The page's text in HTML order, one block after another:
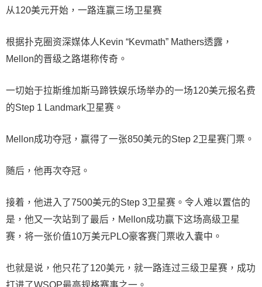
从120美元开始，一路连赢三场卫星赛
根据扑克圈资深媒体人Kevin “Kevmath” Mathers透露，
Mellon的晋级之路堪称传奇。
一切始于拉斯维加斯马蹄铁娱乐场举办的一场120美元报名费
的Step 1 Landmark卫星赛。
Mellon成功夺冠，赢得了一张850美元的Step 2卫星赛门票。
随后，他再次夺冠。
接着，他进入了7500美元的Step 3卫星赛。令人难以置信的
是，他又一次站到了最后，Mellon成功赢下这场高级卫星
赛，将一张价值10万美元PLO豪客赛门票收入囊中。
也就是说，他只花了120美元，就一路连过三级卫星赛，成功
打进了WSOP最高规格赛事之一。